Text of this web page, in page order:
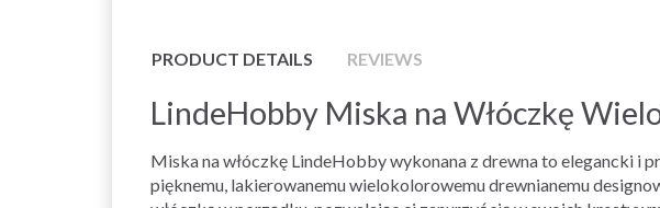
PRODUCT DETAILS REVIEWS
LindeHobby Miska na Włóczkę
Miska na włóczkę LindeHobby wykonana z drewna to elegancki i
pięknemu, lakierowanemu wielokolorowemu drewnianemu